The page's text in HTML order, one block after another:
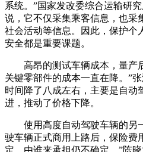
系统。”国家发改委综合运输研
说，它不仅采集乘客信息，也采
社会活动等信息。因此，保护个
安全都是重要课题。
高昂的测试车辆成本，量产
关键零部件的成本一直在降。”
时间降了八成左右，主要是自动
进，推动了价格下降。
使用高度自动驾驶车辆的另
驶车辆正式商用上路后，保险费
定，由谁来承担仍不确定。”陈